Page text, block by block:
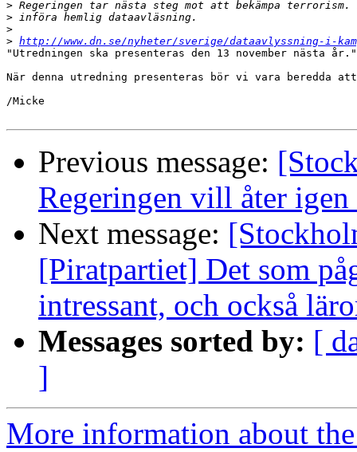
>
>
>
> http://www.dn.se/nyheter/sverige/dataavlyssning-i-
"Utredningen ska presenteras den 13 november nästa år."
När denna utredning presenteras bör vi vara beredda
/Micke
Previous message:
Regeringen vill åter
Next message:
[Piratpartiet] Det som
intressant, och också
Messages sorted by: [
]
More information about